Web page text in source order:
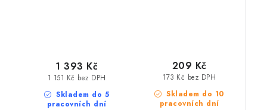
Skladem do 5
pracovních dní
1 151 Kč bez DPH
1 393 Kč
Skladem do 10
pracovních dní
173 Kč bez DPH
209 Kč